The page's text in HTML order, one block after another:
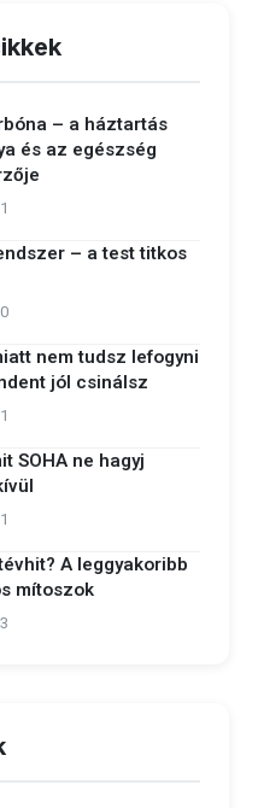
– a háztartás
és az egészség
– a test titkos
nem tudsz lefogyni
jól csinálsz
SOHA ne hagyj
A leggyakoribb
mítoszok